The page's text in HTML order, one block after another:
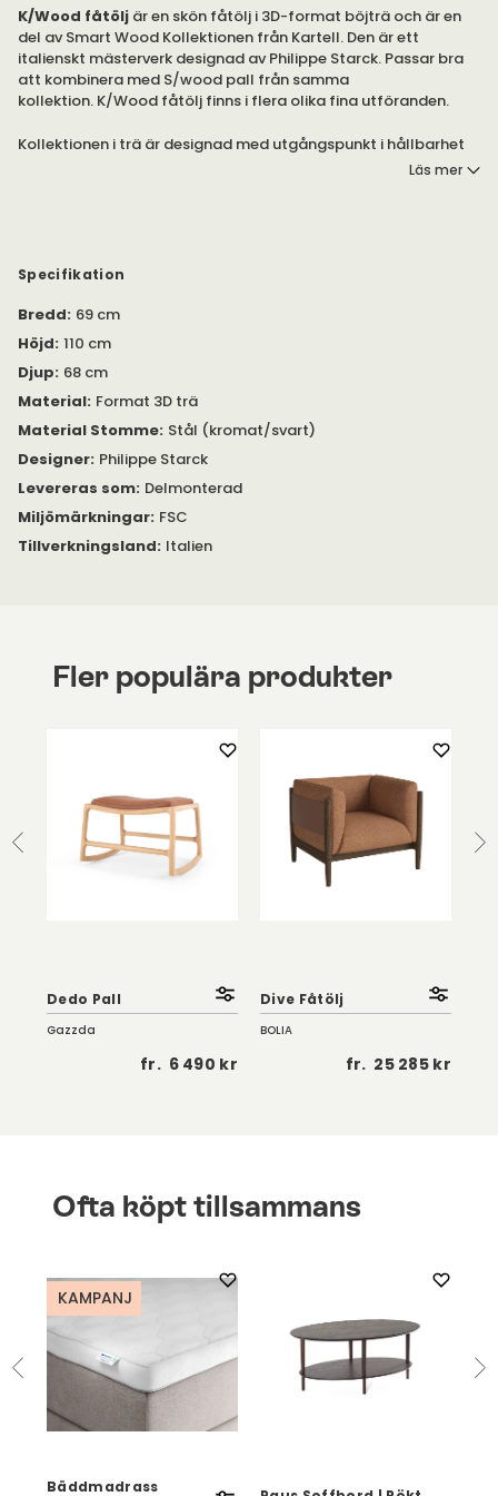
K/Wood fåtölj är en skön fåtölj i 3D-format böjträ och är en
del av Smart Wood Kollektionen från Kartell. Den är ett
italienskt mästerverk designad av Philippe Starck. Passar bra
att kombinera med S/wood pall från samma
kollektion. K/Wood fåtölj finns i flera olika fina utföranden.
Kollektionen i trä är designad med utgångspunkt i hållbarhet
kombinerat med modern design. Tack vare ett speciellt patent
ask-lameller eller fanér och underredet av svartmålat eller
krompläterat stål. Modellen har en monterad "dyna" i samma
träfanér som resten av stolen eller i läder. Kan även
kompletteras med fotpall i samma utförande - S/WOOD -
som ligger under egen produkt.
Läs mer
Specifikation
Bredd: 69 cm
Höjd: 110 cm
Djup: 68 cm
Material: Format 3D trä
Material Stomme: Stål (kromat/svart)
Designer: Philippe Starck
Levereras som: Delmonterad
Miljömärkningar: FSC
Tillverkningsland: Italien
Fler populära produkter
Dedo Pall
Gazzda
fr. 6 490 kr
Dive Fåtölj
BOLIA
fr. 25 285 kr
Ofta köpt tillsammans
KAMPANJ
Bäddmadrass